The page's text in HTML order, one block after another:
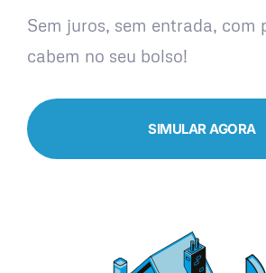
Sem juros, sem entrada, com
cabem no seu bolso!
SIMULAR AGORA